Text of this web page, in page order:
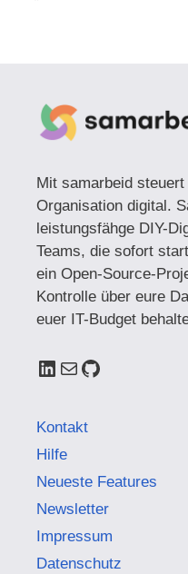
Mit samarbeid
Organisation digital.
leistungsfähge DIY-
Teams, die sofort
ein Open-Source-
Kontrolle über eure
euer IT-Budget
LinkedIn
E-MailGitHub
Kontakt
Hilfe
Neueste Features
Newsletter
Impressum
Datenschutz